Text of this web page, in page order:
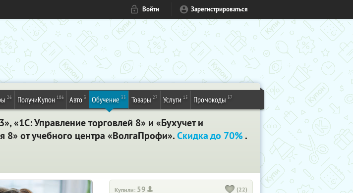
Войти Зарегистрироваться
26 ПолучиКупон 106 Авто 3 Обучение 33 Товары 27 Услуги 15 Промокоды 57
«1С: Управление торговлей 8» и «Бухучет и
8» от учебного центра «ВолгаПрофи».Скидка до 70%.
Купили: 59 (22)